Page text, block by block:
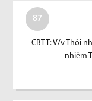
87
CBTT: V/v Thôi
nhiệm